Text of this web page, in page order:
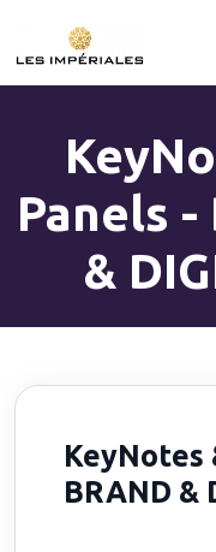
Panels -
&
KeyNotes
BRAND &